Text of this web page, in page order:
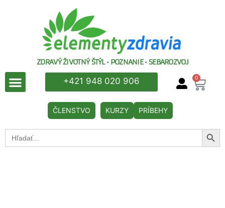
ZDRAVÝ ŽIVOTNÝ ŠTÝL • POZNANIE • SEBAROZVOJ
+421 948 020 906 0
ČLENSTVO KURZY PRÍBEHY
Search
for: